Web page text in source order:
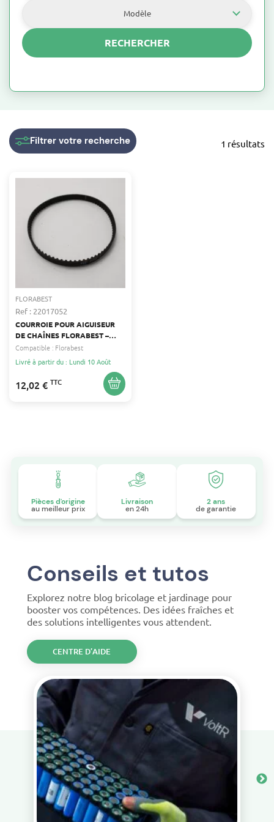
Modèle
RECHERCHER
1 résultats
Filtrer votre recherche
FLORABEST
Ref : 22017052
COURROIE POUR AIGUISEUR
DE CHAÎNES FLORABEST –
ÉPAISSEUR 1.5 MM, LARGEUR
6 MM, 81 DENTS
Compatible : Florabest
Livré à partir du : Lundi 10 Août
12,02 € TTC
Pièces d'origine
au meilleur prix
Livraison
en 24h
2 ans
de garantie
Conseils et tutos
Explorez notre blog bricolage et jardinage pour
booster vos compétences. Des idées fraîches et
des solutions intelligentes vous attendent.
CENTRE D’AIDE